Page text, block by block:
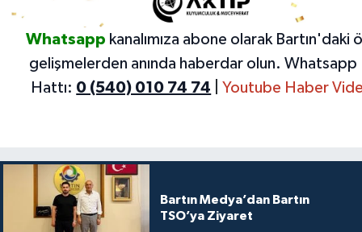
Whatsapp kanalımıza abone olarak Bartın'daki
gelişmelerden anında haberdar olun. Whatsapp
Hattı: 0 (540) 010 74 74 Youtube Haber
Bartın Medya’dan Bartın
TSO’ya Ziyaret